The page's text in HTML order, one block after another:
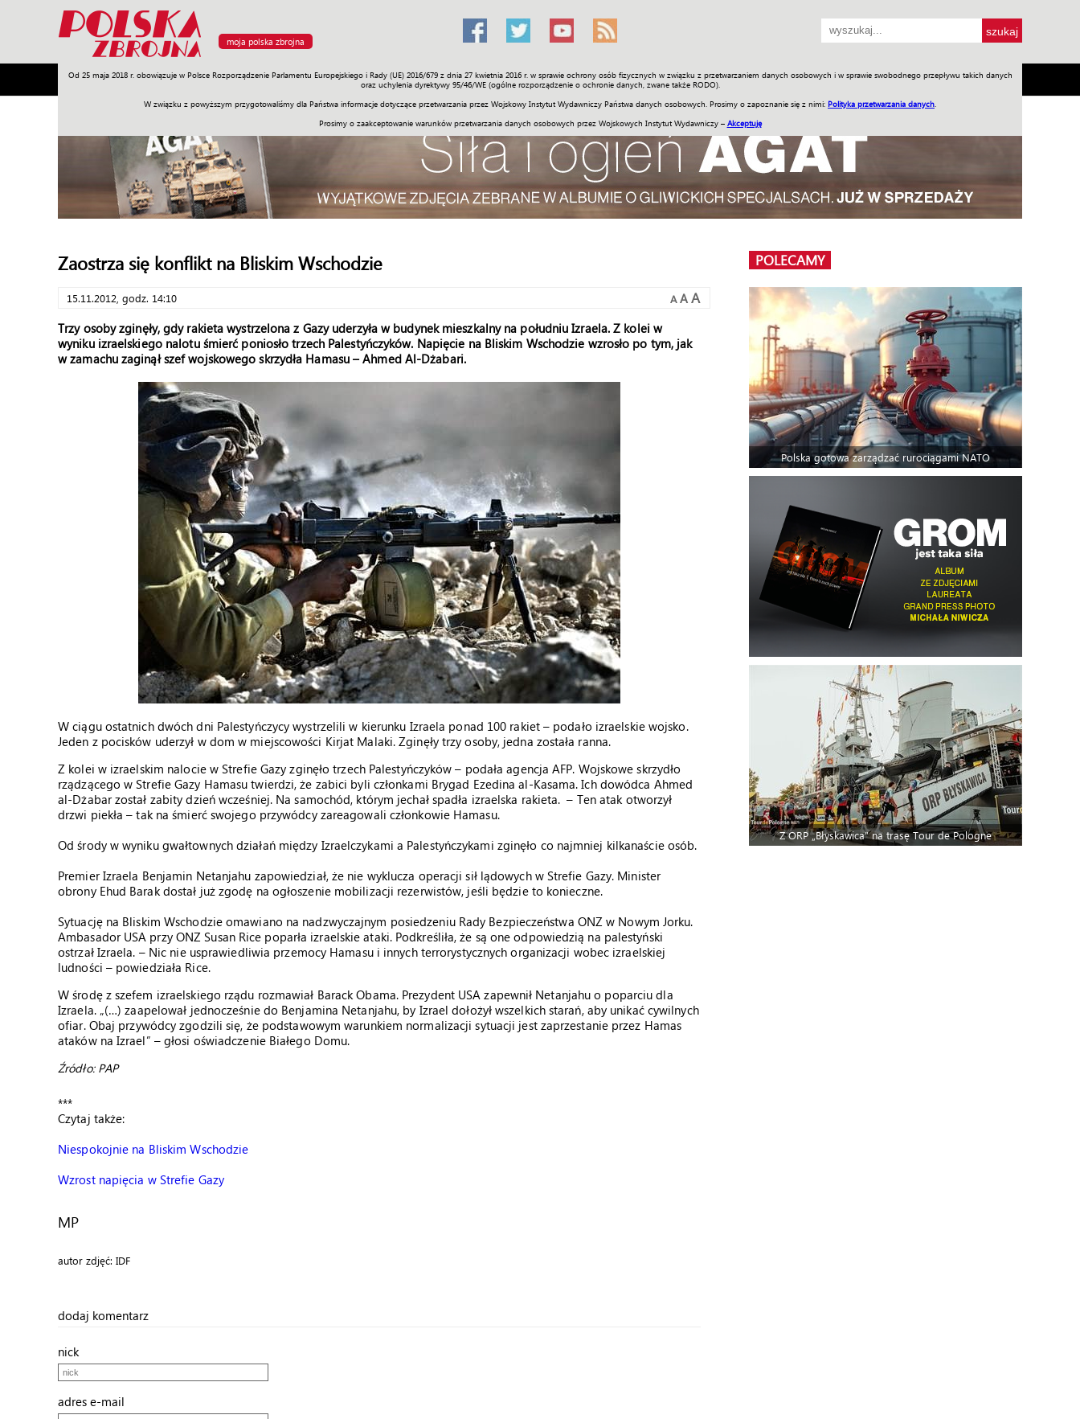
moja polska zbrojna
Od 25 maja 2018 r. obowiązuje w Polsce Rozporządzenie Parlamentu Europejskiego i Rady (UE) 2016/679 z dnia 27 kwietnia 2016 r. w sprawie ochrony osób fizycznych w związku z przetwarzaniem danych osobowych i w sprawie swobodnego przepływu takich danych
oraz uchylenia dyrektywy 95/46/WE (ogólne rozporządzenie o ochronie danych, zwane także RODO).
W związku z powyższym przygotowaliśmy dla Państwa informacje dotyczące przetwarzania przez Wojskowy Instytut Wydawniczy Państwa danych osobowych. Prosimy o zapoznanie się z nimi: Polityka przetwarzania danych
Prosimy o zaakceptowanie warunków przetwarzania danych osobowych przez Wojskowych Instytut Wydawniczy – Akceptuję
Armia Poligon Sprzęt Misje Polityka Prawo Świat Społeczność Sport Historia Galerie Wideo ENGLISH SKLEP Jednodniówki Praca w WIW
Zaostrza się konflikt na Bliskim Wschodzie
15.11.2012, godz. 14:10 A A A
Trzy osoby zginęły, gdy rakieta wystrzelona z Gazy uderzyła w budynek mieszkalny na południu Izraela. Z kolei w
wyniku izraelskiego nalotu śmierć poniosło trzech Palestyńczyków. Napięcie na Bliskim Wschodzie wzrosło po tym, jak
w zamachu zaginął szef wojskowego skrzydła Hamasu – Ahmed Al-Dżabari.
W ciągu ostatnich dwóch dni Palestyńczycy wystrzelili w kierunku Izraela ponad 100 rakiet – podało izraelskie wojsko.
Jeden z pocisków uderzył w dom w miejscowości Kirjat Malaki. Zginęły trzy osoby, jedna została ranna.
Z kolei w izraelskim nalocie w Strefie Gazy zginęło trzech Palestyńczyków – podała agencja AFP. Wojskowe skrzydło
rządzącego w Strefie Gazy Hamasu twierdzi, że zabici byli członkami Brygad Ezedina al-Kasama. Ich dowódca Ahmed
al-Dżabar został zabity dzień wcześniej. Na samochód, którym jechał spadła izraelska rakieta. – Ten atak otworzył
drzwi piekła – tak na śmierć swojego przywódcy zareagowali członkowie Hamasu.
Od środy w wyniku gwałtownych działań między Izraelczykami a Palestyńczykami zginęło co najmniej kilkanaście osób.
Premier Izraela Benjamin Netanjahu zapowiedział, że nie wyklucza operacji sił lądowych w Strefie Gazy. Minister
obrony Ehud Barak dostał już zgodę na ogłoszenie mobilizacji rezerwistów, jeśli będzie to konieczne.
Sytuację na Bliskim Wschodzie omawiano na nadzwyczajnym posiedzeniu Rady Bezpieczeństwa ONZ w Nowym Jorku.
Ambasador USA przy ONZ Susan Rice poparła izraelskie ataki. Podkreśliła, że są one odpowiedzią na palestyński
ostrzał Izraela. – Nic nie usprawiedliwia przemocy Hamasu i innych terrorystycznych organizacji wobec izraelskiej
ludności – powiedziała Rice.
W środę z szefem izraelskiego rządu rozmawiał Barack Obama. Prezydent USA zapewnił Netanjahu o poparciu dla
Izraela. „(…) zaapelował jednocześnie do Benjamina Netanjahu, by Izrael dołożył wszelkich starań, aby unikać cywilnych
ofiar. Obaj przywódcy zgodzili się, że podstawowym warunkiem normalizacji sytuacji jest zaprzestanie przez Hamas
ataków na Izrael” – głosi oświadczenie Białego Domu.
Źródło: PAP
***
Czytaj także:
Niespokojnie na Bliskim Wschodzie
Wzrost napięcia w Strefie Gazy
MP
autor zdjęć: IDF
dodaj komentarz
nick
adres e-mail
POLECAMY
Polska gotowa zarządzać rurociągami NATO
Z ORP „Błyskawica” na trasę Tour de Pologne